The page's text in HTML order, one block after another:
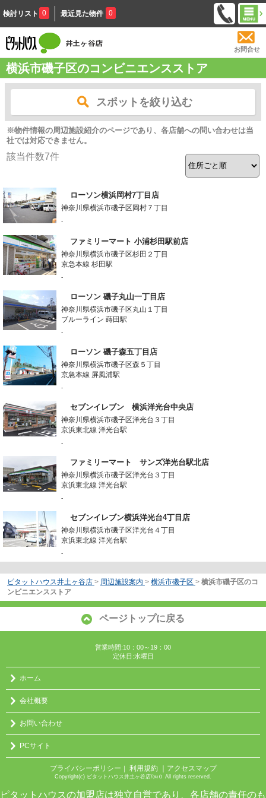
検討リスト 0 最近見た物件 0
お問合せ
横浜市磯子区のコンビニエンスストア
スポットを絞り込む
※物件情報の周辺施設紹介のページであり、各店舗への問い合わせは当
社では対応できません。
該当件数7件
ローソン横浜岡村7丁目店
神奈川県横浜市磯子区岡村７丁目
-
ファミリーマート 小浦杉田駅前店
神奈川県横浜市磯子区杉田２丁目
京急本線 杉田駅
-
ローソン 磯子丸山一丁目店
神奈川県横浜市磯子区丸山１丁目
ブルーライン 蒔田駅
-
ローソン 磯子森五丁目店
神奈川県横浜市磯子区森５丁目
京急本線 屏風浦駅
-
セブンイレブン 横浜洋光台中央店
神奈川県横浜市磯子区洋光台３丁目
京浜東北線 洋光台駅
-
ファミリーマート サンズ洋光台駅北店
神奈川県横浜市磯子区洋光台３丁目
京浜東北線 洋光台駅
-
セブンイレブン横浜洋光台4丁目店
神奈川県横浜市磯子区洋光台４丁目
京浜東北線 洋光台駅
-
ピタットハウス井土ヶ谷店 > 周辺施設案内 > 横浜市磯子区 > 横浜市磯子区のコ
ンビニエンスストア
ページトップに戻る
営業時間:10：00～19：00
定休日:水曜日
ホーム
会社概要
お問い合わせ
PCサイト
プライバシーポリシー ｜ 利用規約 ｜アクセスマップ
Copyright(c) ピタットハウス井土ヶ谷店/㈱０ All rights reserved.
ピタットハウスの加盟店は独立自営であり、各店舗の責任のも